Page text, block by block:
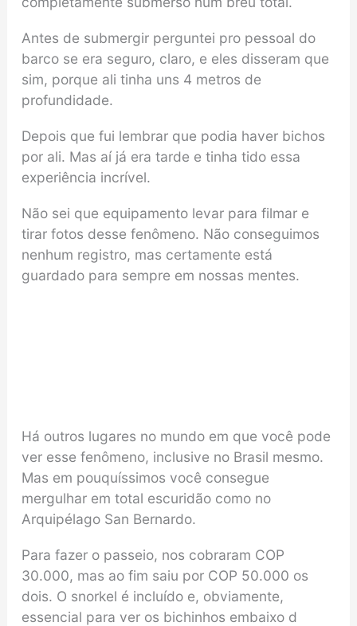
Antes de submergir perguntei pro pessoal do
barco se era seguro, claro, e eles disseram que
sim, porque ali tinha uns 4 metros de
profundidade.
Depois que fui lembrar que podia haver bichos
por ali. Mas aí já era tarde e tinha tido essa
experiência incrível.
Não sei que equipamento levar para filmar e
tirar fotos desse fenômeno. Não conseguimos
nenhum registro, mas certamente está
guardado para sempre em nossas mentes.
Há outros lugares no mundo em que você pode
ver esse fenômeno, inclusive no Brasil mesmo.
Mas em pouquíssimos você consegue
mergulhar em total escuridão como no
Arquipélago San Bernardo.
Para fazer o passeio, nos cobraram COP
30.000, mas ao fim saiu por COP 50.000 os
dois. O snorkel é incluído e, obviamente,
essencial para ver os bichinhos embaixo d